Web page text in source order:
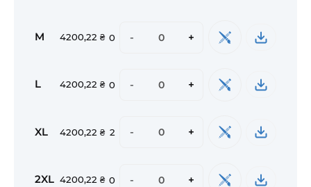
M 4200,22 ₴ 0 - +
L 4200,22 ₴ 0 - +
XL 4200,22 ₴ 2 - +
2XL 4200,22 ₴ 0 - +